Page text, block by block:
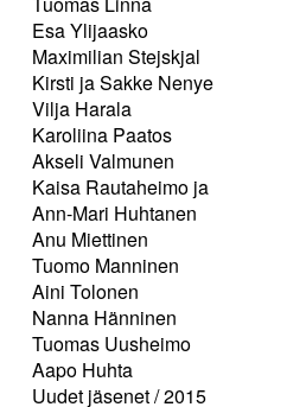
Esa Ylijaasko
Maximilian Stejskjal
Kirsti ja Sakke Nenye
Vilja Harala
Karoliina Paatos
Akseli Valmunen
Kaisa Rautaheimo ja
Ann-Mari Huhtanen
Anu Miettinen
Tuomo Manninen
Aini Tolonen
Nanna Hänninen
Tuomas Uusheimo
Aapo Huhta
Uudet jäsenet / 2015